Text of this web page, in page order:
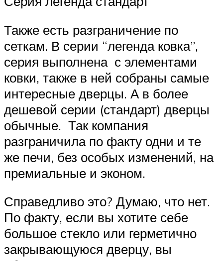
Также есть разграничение по
сеткам. В серии “легенда ковка”,
серия выполнена с элементами
ковки, также в ней собраны самые
интересные дверцы. А в более
дешевой серии (стандарт) дверцы
обычные. Так компания
разграничила по факту одни и те
же печи, без особых изменений, на
премиальные и эконом.
Справедливо это? Думаю, что нет.
По факту, если вы хотите себе
большое стекло или герметично
закрывающуюся дверцу, вы